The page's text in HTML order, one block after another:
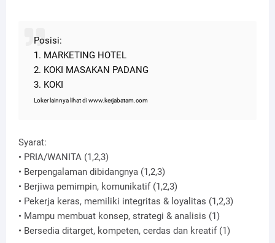
Posisi:
1. MARKETING HOTEL
2. KOKI MASAKAN PADANG
3. KOKI
Loker lainnya lihat di www.kerjabatam.com
Syarat:
• PRIA/WANITA (1,2,3)
• Berpengalaman dibidangnya (1,2,3)
• Berjiwa pemimpin, komunikatif (1,2,3)
• Pekerja keras, memiliki integritas & loyalitas (1,2,3)
• Mampu membuat konsep, strategi & analisis (1)
• Bersedia ditarget, kompeten, cerdas dan kreatif (1)